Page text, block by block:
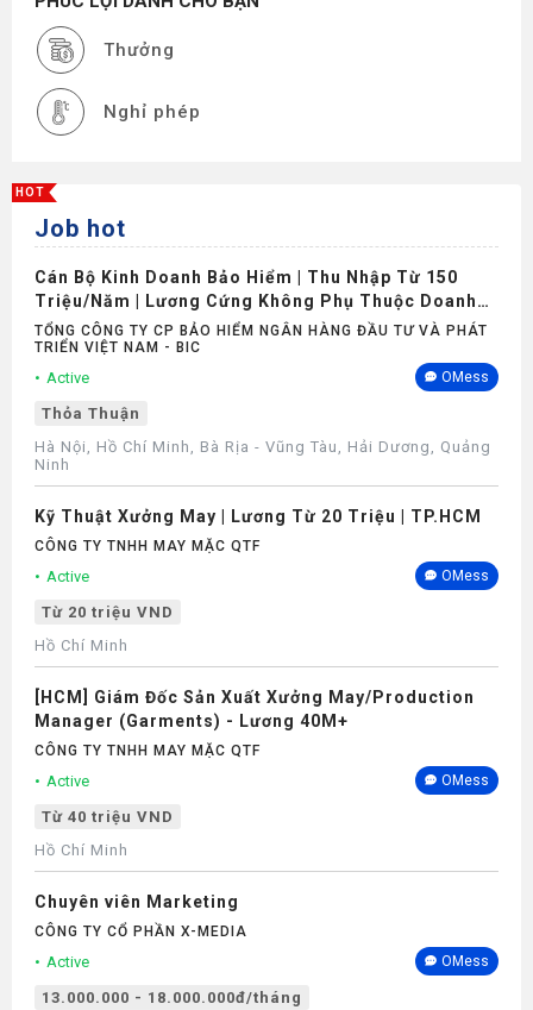
Thưởng
Nghỉ phép
HOT
Job hot
Cán Bộ Kinh Doanh Bảo Hiểm | Thu Nhập Từ 150
Triệu/Năm | Lương Cứng Không Phụ Thuộc Doanh
Số
TỔNG CÔNG TY CP BẢO HIỂM NGÂN HÀNG ĐẦU TƯ VÀ PHÁT
TRIỂN VIỆT NAM - BIC
Active OMess
Thỏa Thuận
Hà Nội, Hồ Chí Minh, Bà Rịa - Vũng Tàu, Hải Dương, Quảng
Ninh
Kỹ Thuật Xưởng May | Lương Từ 20 Triệu | TP.HCM
CÔNG TY TNHH MAY MẶC QTF
Active OMess
Từ 20 triệu VND
Hồ Chí Minh
[HCM] Giám Đốc Sản Xuất Xưởng May/Production
Manager (Garments) - Lương 40M+
CÔNG TY TNHH MAY MẶC QTF
Active OMess
Từ 40 triệu VND
Hồ Chí Minh
Chuyên viên Marketing
CÔNG TY CỔ PHẦN X-MEDIA
Active OMess
13.000.000 - 18.000.000đ/tháng